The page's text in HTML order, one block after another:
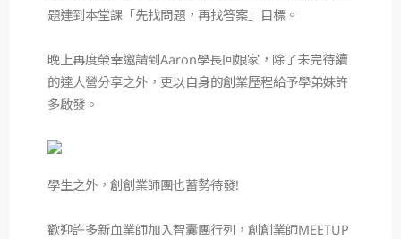
題達到本堂課「先找問題，再找答案」目標。
晚上再度榮幸邀請到Aaron學長回娘家，除了未完待續
的達人營分享之外，更以自身的創業歷程給予學弟妹許
多啟發。
學生之外，創創業師團也蓄勢待發!
歡迎許多新血業師加入智囊團行列，創創業師MEETUP